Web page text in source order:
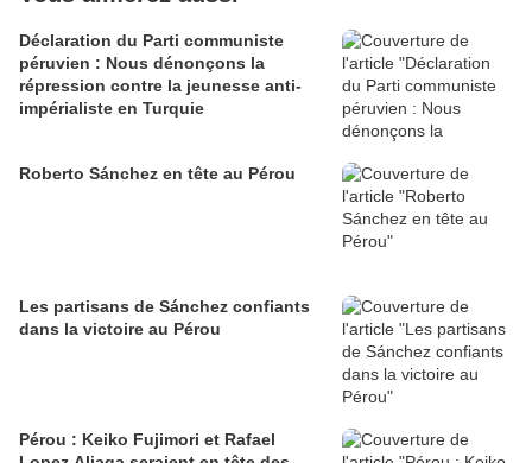
Déclaration du Parti communiste
péruvien : Nous dénonçons la
répression contre la jeunesse anti-
impérialiste en Turquie
Roberto Sánchez en tête au Pérou
Les partisans de Sánchez confiants
dans la victoire au Pérou
Pérou : Keiko Fujimori et Rafael